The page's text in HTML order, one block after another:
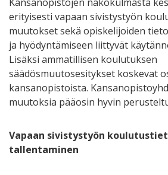
erityisesti vapaan sivistystyön
muutokset sekä opiskelijoiden
ja hyödyntämiseen liittyvät
Lisäksi ammatillisen koulutuksen
säädösmuutosesitykset koskevat
kansanopistoista.
muutoksia pääosin hyvin
Vapaan sivistystyön
tallentaminen